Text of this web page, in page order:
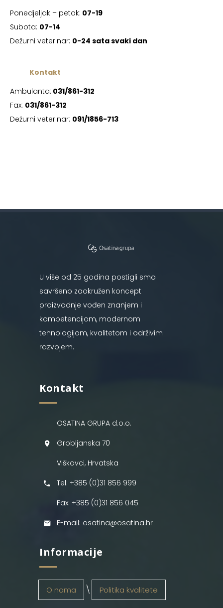
Ponedjeljak – petak: 07-19
Subota: 07-14
Dežurni veterinar: 0-24 sata svaki dan
Kontakt
Ambulanta: 031/861-312
Fax: 031/861-312
Dežurni veterinar: 091/1856-713
U više od 25 godina postigli smo
savršeno zaokružen koncept
proizvodnje vođen znanjem i
kompetencijom, modernom
tehnologijom, kvalitetom i održivim
razvojem.
Kontakt
OSATINA GRUPA d.o.o.
Grobljanska 70
Viškovci, Hrvatska
Tel: +385 (0)31 856 999
Fax: +385 (0)31 856 045
E-mail: osatina@osatina.hr
Informacije
O nama Politika kvalitete